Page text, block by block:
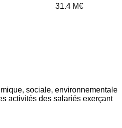
31.4 M€
sociale, environnementale
activités des salariés exerçant